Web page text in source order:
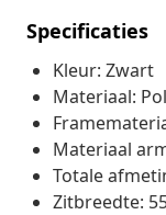
Specificaties
Kleur: Zwart
Materiaal:
Materiaal
Totale
Zitbreedte: